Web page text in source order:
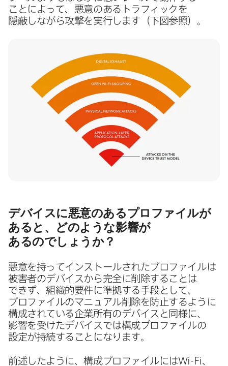
ことに​よって、​悪意の​ある​トラフィックを​
隠蔽しながら​攻撃を​実行します​（下図参照）。
デバイスに​悪意の​ある​プロファイルが​
あると、​どのような​影響が​
あるのでしょうか？
悪意を​持ってインストールされた​プロファイルは​
被害者の​デバイスから​完全に​削除する​ことは​
できず、​組織的要件に​準拠する​手段と​して、​
プロファイルの​マニュアル削除を​防止するように​
構成されている​企業所有の​デバイスと​同様に、​
影響を​受けた​デバイスでは​構成プロファイルの​
設定が​持続する​ことになります。
前述したように、​構成プロファイルにはWi-Fi